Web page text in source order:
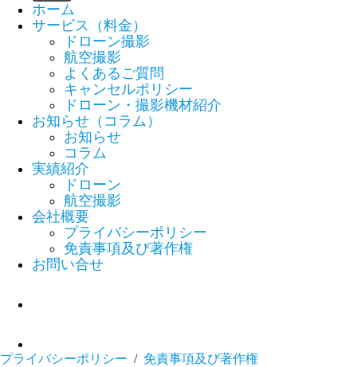
ホーム
サービス（料金）
ドローン撮影
航空撮影
よくあるご質問
キャンセルポリシー
ドローン・撮影機材紹介
お知らせ（コラム）
お知らせ
コラム
実績紹介
ドローン
航空撮影
会社概要
プライバシーポリシー
免責事項及び著作権
お問い合せ
プライバシーポリシー / 免責事項及び著作権